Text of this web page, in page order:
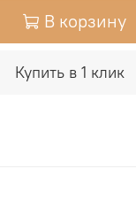
В корзину
Купить в 1 клик